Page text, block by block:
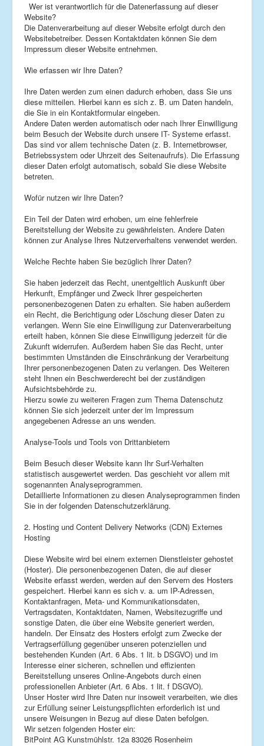
Wer ist verantwortlich für die Datenerfassung auf dieser
Website?
Die Datenverarbeitung auf dieser Website erfolgt durch den
Websitebetreiber. Dessen Kontaktdaten können Sie dem
Impressum dieser Website entnehmen.
Wie erfassen wir Ihre Daten?
Ihre Daten werden zum einen dadurch erhoben, dass Sie uns
diese mitteilen. Hierbei kann es sich z. B. um Daten handeln,
die Sie in ein Kontaktformular eingeben.
Andere Daten werden automatisch oder nach Ihrer Einwilligung
beim Besuch der Website durch unsere IT- Systeme erfasst.
Das sind vor allem technische Daten (z. B. Internetbrowser,
Betriebssystem oder Uhrzeit des Seitenaufrufs). Die Erfassung
dieser Daten erfolgt automatisch, sobald Sie diese Website
betreten.
Wofür nutzen wir Ihre Daten?
Ein Teil der Daten wird erhoben, um eine fehlerfreie
Bereitstellung der Website zu gewährleisten. Andere Daten
können zur Analyse Ihres Nutzerverhaltens verwendet werden.
Welche Rechte haben Sie bezüglich Ihrer Daten?
Sie haben jederzeit das Recht, unentgeltlich Auskunft über
Herkunft, Empfänger und Zweck Ihrer gespeicherten
personenbezogenen Daten zu erhalten. Sie haben außerdem
ein Recht, die Berichtigung oder Löschung dieser Daten zu
verlangen. Wenn Sie eine Einwilligung zur Datenverarbeitung
erteilt haben, können Sie diese Einwilligung jederzeit für die
Zukunft widerrufen. Außerdem haben Sie das Recht, unter
bestimmten Umständen die Einschränkung der Verarbeitung
Ihrer personenbezogenen Daten zu verlangen. Des Weiteren
steht Ihnen ein Beschwerderecht bei der zuständigen
Aufsichtsbehörde zu.
Hierzu sowie zu weiteren Fragen zum Thema Datenschutz
können Sie sich jederzeit unter der im Impressum
angegebenen Adresse an uns wenden.
Analyse-Tools und Tools von Drittanbietern
Beim Besuch dieser Website kann Ihr Surf-Verhalten
statistisch ausgewertet werden. Das geschieht vor allem mit
sogenannten Analyseprogrammen.
Detaillierte Informationen zu diesen Analyseprogrammen finden
Sie in der folgenden Datenschutzerklärung.
2. Hosting und Content Delivery Networks (CDN) Externes
Hosting
Diese Website wird bei einem externen Dienstleister gehostet
(Hoster). Die personenbezogenen Daten, die auf dieser
Website erfasst werden, werden auf den Servern des Hosters
gespeichert. Hierbei kann es sich v. a. um IP-Adressen,
Kontaktanfragen, Meta- und Kommunikationsdaten,
Vertragsdaten, Kontaktdaten, Namen, Websitezugriffe und
sonstige Daten, die über eine Website generiert werden,
handeln. Der Einsatz des Hosters erfolgt zum Zwecke der
Vertragserfüllung gegenüber unseren potenziellen und
bestehenden Kunden (Art. 6 Abs. 1 lit. b DSGVO) und im
Interesse einer sicheren, schnellen und effizienten
Bereitstellung unseres Online-Angebots durch einen
professionellen Anbieter (Art. 6 Abs. 1 lit. f DSGVO).
Unser Hoster wird Ihre Daten nur insoweit verarbeiten, wie dies
zur Erfüllung seiner Leistungspflichten erforderlich ist und
unsere Weisungen in Bezug auf diese Daten befolgen.
Wir setzen folgenden Hoster ein:
BitPoint AG Kunstmühlstr. 12a 83026 Rosenheim